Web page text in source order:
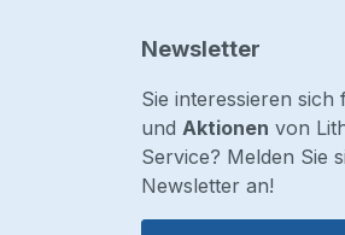
Newsletter
Sie interessieren sich
und Aktionen von
Service? Melden Sie
Newsletter an!